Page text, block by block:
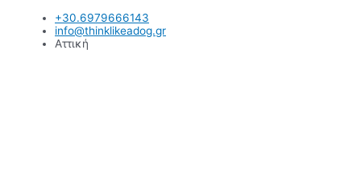
Μετάβαση
περιεχόμενο
+30.6979666143
info@thinklikeadog.gr
Αττική